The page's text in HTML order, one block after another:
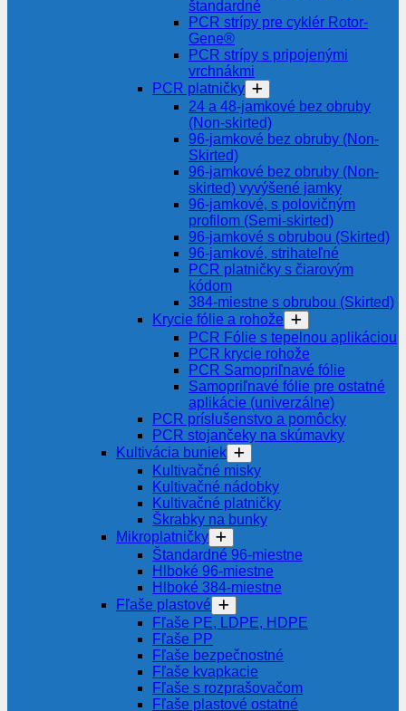
štandardné
PCR strípy pre cyklér Rotor-
Gene®
PCR strípy s pripojenými
vrchnákmi
PCR platničky
24 a 48-jamkové bez obruby
(Non-skirted)
96-jamkové bez obruby (Non-
Skirted)
96-jamkové bez obruby (Non-
skirted) vyvýšené jamky
96-jamkové, s polovičným
profilom (Semi-skirted)
96-jamkové s obrubou (Skirted)
96-jamkové, strihateľné
PCR platničky s čiarovým
kódom
384-miestne s obrubou (Skirted)
Krycie fólie a rohože
PCR Fólie s tepelnou aplikáciou
PCR krycie rohože
PCR Samopriľnavé fólie
Samopriľnavé fólie pre ostatné
aplikácie (univerzálne)
PCR príslušenstvo a pomôcky
PCR stojančeky na skúmavky
Kultivácia buniek
Kultivačné misky
Kultivačné nádobky
Kultivačné platničky
Škrabky na bunky
Mikroplatničky
Štandardné 96-miestne
Hlboké 96-miestne
Hlboké 384-miestne
Fľaše plastové
Fľaše PE, LDPE, HDPE
Fľaše PP
Fľaše bezpečnostné
Fľaše kvapkacie
Fľaše s rozprašovačom
Fľaše plastové ostatné